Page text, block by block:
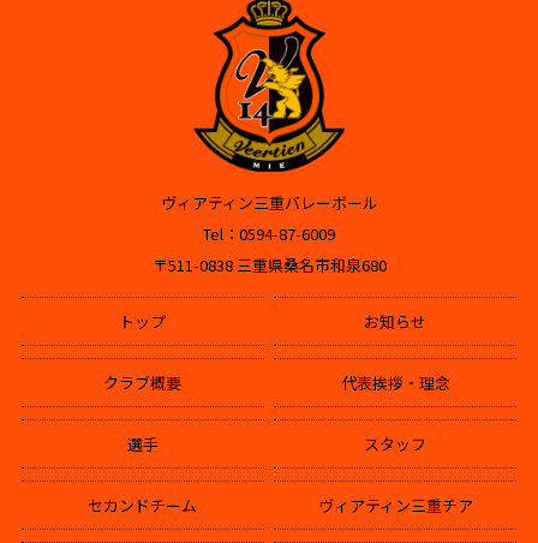
ヴィアティン三重バレーボール
Tel：0594-87-6009
〒511-0838 三重県桑名市和泉680
トップ お知らせ
クラブ概要 代表挨拶・理念
選手 スタッフ
セカンドチーム ヴィアティン三重チア